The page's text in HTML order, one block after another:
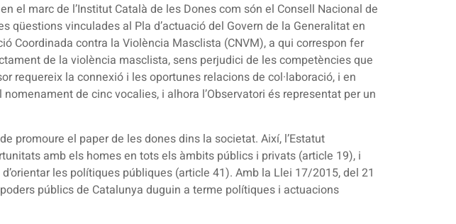
el marc de l’Institut Català de les Dones com són el Consell Nacional de
qüestions vinculades al Pla d’actuació del Govern de la Generalitat en
Coordinada contra la Violència Masclista (CNVM), a qui correspon fer
de la violència masclista, sens perjudici de les competències que
requereix la connexió i les oportunes relacions de col·laboració, i en
de cinc vocalies, i alhora l’Observatori és representat per un
promoure el paper de les dones dins la societat. Així, l’Estatut
amb els homes en tots els àmbits públics i privats (article 19), i
les polítiques públiques (article 41). Amb la Llei 17/2015, del 21
públics de Catalunya duguin a terme polítiques i actuacions